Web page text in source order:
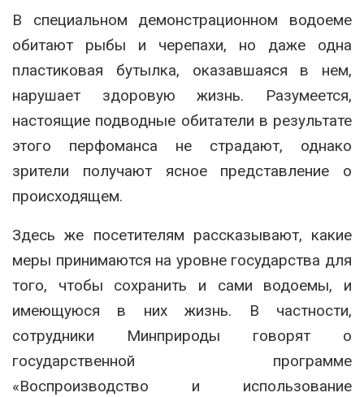
В специальном демонстрационном водоеме
обитают рыбы и черепахи, но даже одна
пластиковая бутылка, оказавшаяся в нем,
нарушает здоровую жизнь. Разумеется,
настоящие подводные обитатели в результате
этого перфоманса не страдают, однако
зрители получают ясное представление о
происходящем.
Здесь же посетителям рассказывают, какие
меры принимаются на уровне государства для
того, чтобы сохранить и сами водоемы, и
имеющуюся в них жизнь. В частности,
сотрудники Минприроды говорят о
государственной программе
«Воспроизводство и использование